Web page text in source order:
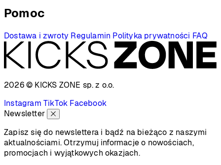
Pomoc
Dostawa i zwroty Regulamin Polityka prywatności FAQ
2026 © KICKS ZONE sp. z o.o.
Instagram TikTok Facebook
Newsletter
Zapisz się do newslettera i bądź na bieżąco z naszymi
aktualnościami. Otrzymuj informacje o nowościach,
promocjach i wyjątkowych okazjach.